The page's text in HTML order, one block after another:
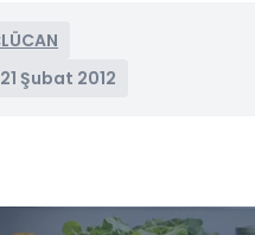
21 Şubat 2012